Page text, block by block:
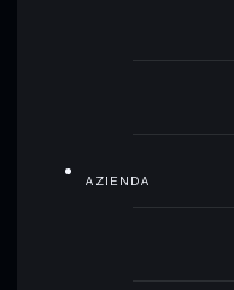
AZIENDA